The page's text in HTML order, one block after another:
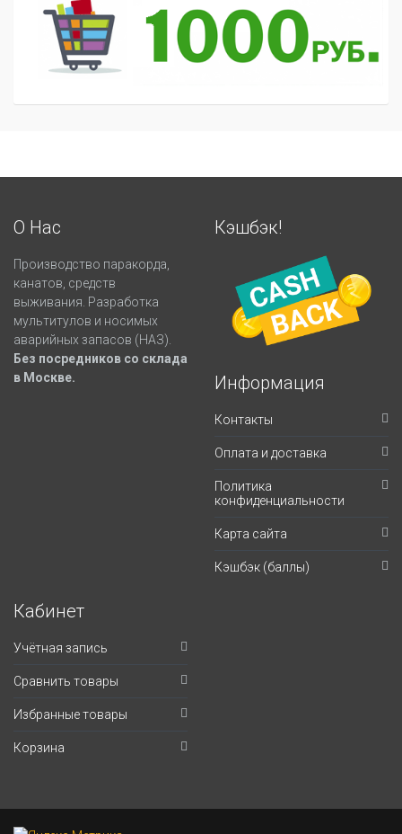
О Нас
Производство паракорда,
канатов, средств
выживания. Разработка
мультитулов и носимых
аварийных запасов (НАЗ).
Без посредников со склада
в Москве.
Кэшбэк!
Информация
Контакты
Оплата и доставка
Политика
конфиденциальности
Карта сайта
Кэшбэк (баллы)
Кабинет
Учётная запись
Сравнить товары
Избранные товары
Корзина